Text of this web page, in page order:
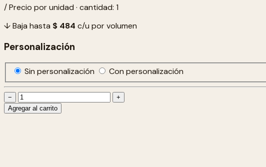
/ Precio por unidad · cantidad: 1
↓ Baja hasta $ 484 c/u por volumen
Personalización
Sin personalización Con personalización
−
+
Agregar al carrito